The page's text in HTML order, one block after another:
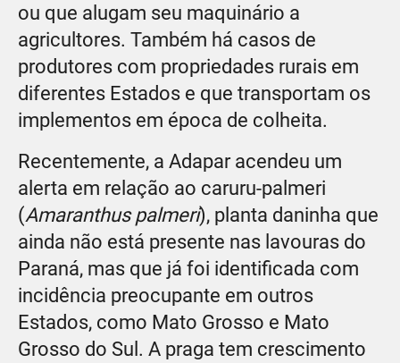
ou que alugam seu maquinário a
agricultores. Também há casos de
produtores com propriedades rurais em
diferentes Estados e que transportam os
implementos em época de colheita.
Recentemente, a Adapar acendeu um
alerta em relação ao caruru-palmeri
(Amaranthus palmeri), planta daninha que
ainda não está presente nas lavouras do
Paraná, mas que já foi identificada com
incidência preocupante em outros
Estados, como Mato Grosso e Mato
Grosso do Sul. A praga tem crescimento